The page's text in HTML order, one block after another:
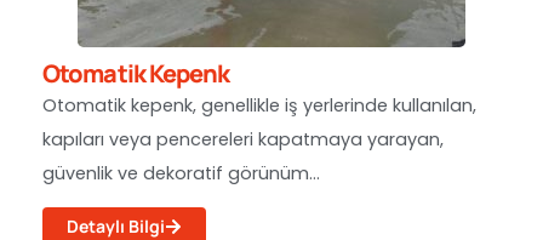
Otomatik Kepenk
Otomatik kepenk, genellikle iş yerlerinde kullanılan,
kapıları veya pencereleri kapatmaya yarayan,
güvenlik ve dekoratif görünüm...
Detaylı Bilgi